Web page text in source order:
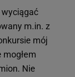
m.in. z
mój
mogłem
Nie